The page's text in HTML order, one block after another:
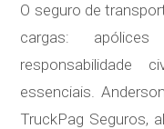
O seguro de
cargas:
responsabilidade
essenciais.
TruckPag Seguros,